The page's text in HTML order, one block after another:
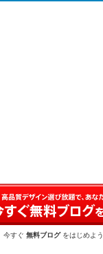
今すぐ 無料ブログをはじめよ